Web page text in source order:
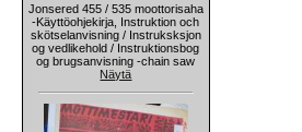
Jonsered 455 / 535 moottorisaha
-Käyttöohjekirja, Instruktion och
skötselanvisning / Instruksksjon
og vedlikehold / Instruktionsbog
og brugsanvisning -chain saw
Näytä